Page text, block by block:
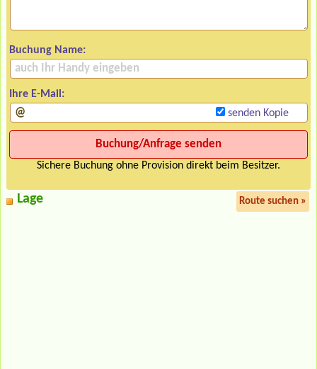
Buchung Name:
Ihre E-Mail:
senden Kopie
Sichere Buchung ohne Provision direkt beim Besitzer.
Lage Route suchen »